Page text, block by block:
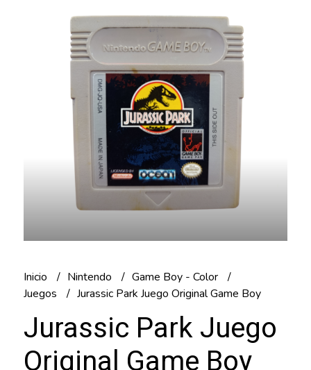
Inicio Nintendo
Game Boy - Color
Juegos
Jurassic Park Juego Original Game Boy
Jurassic Park Juego